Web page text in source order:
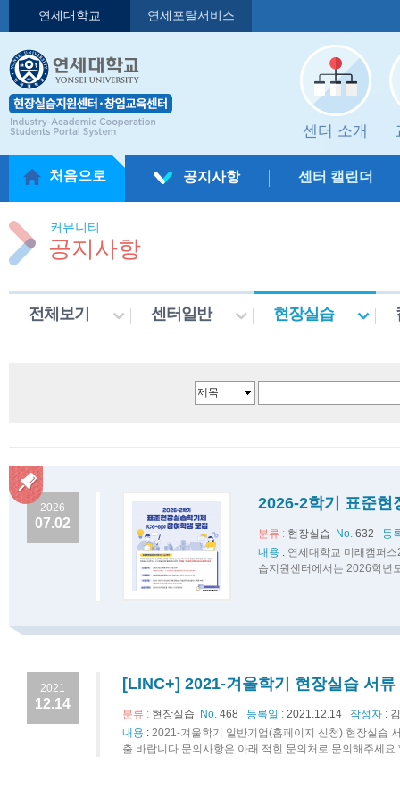
연세대학교 연세포탈서비스
센터 소개
처음으로 공지사항 센터 캘린더
커뮤니티
공지사항
전체보기 센터일반 현장실습
2026
07.02
2026-2학기 표준현
분류 : 현장실습 No. 632
등
내용 : 연세대학교 미래캠퍼
습지원센터에서는 2026학년
2021
12.14
[LINC+] 2021-겨울학기 현장실습 서
분류 : 현장실습 No. 468 등록일 : 2021.12.14 작성자 :
내용 : 2021-겨울학기 일반기업(홈페이지 신청) 현장실습
출 바랍니다.문의사항은 아래 적힌 문의처로 문의해주세